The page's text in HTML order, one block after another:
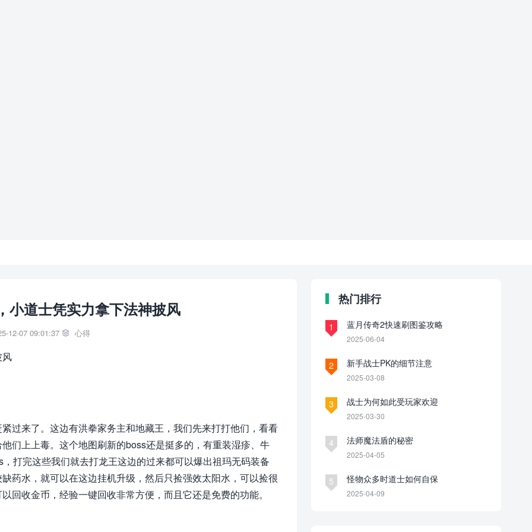
小道士凭实力拿下法神披风
12-07 09:01:37  心得
过来了。这边有洪拳家务主和地藏王，我们先来打打他们，看看
们上上毒。这个地图刷新的boss还是挺多的，有重装湿疹、牛
打完这些我们就去打龙王这边的过来都可以爆出祖玛无码装备
药水，就可以在这边挂机升级，然后只捡强效太阳水，可以捡很
回收金币，经验一键回收非常方便，而且它还是免费的功能。
热门排行
1 蓝月传奇2快速刷图鉴攻略
2025-06-04
2 新手战士PK的细节注意
2025-03-08
3 战士为何如此受玩家欢迎
2025-03-30
4 法师魔法盾的秘密
2025-04-05
5 怪物众多时道士如何自保
2025-04-09